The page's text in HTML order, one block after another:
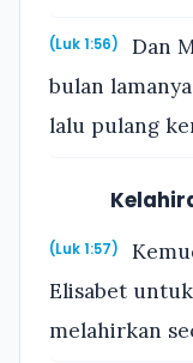
(Luk 1:56)
Dan
bulan
lalu pulang
(Luk 1:57)
Elisabet
melahirkan